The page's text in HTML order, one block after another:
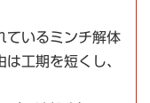
ているミンチ解体
工期を短くし、